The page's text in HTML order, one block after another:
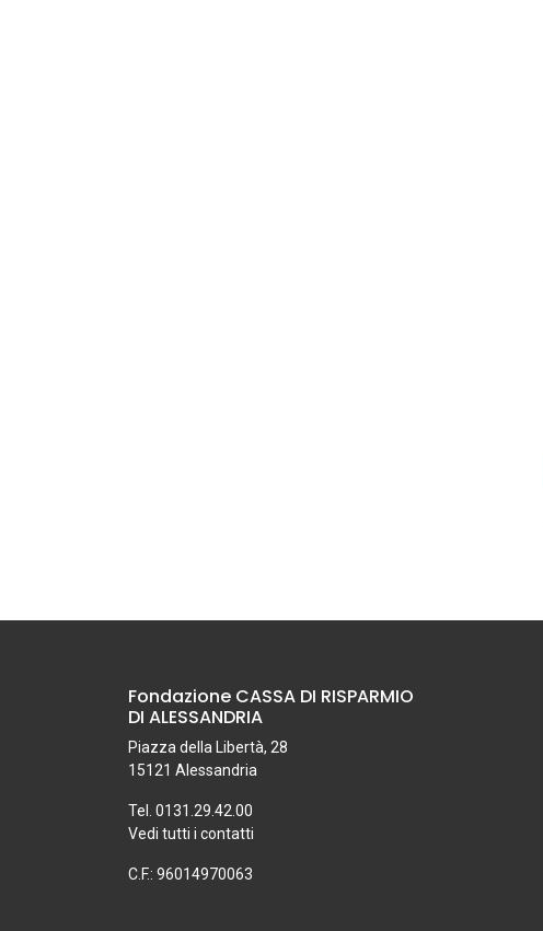
Fondazione CASSA DI RISPARMIO
DI ALESSANDRIA
Piazza della Libertà, 28
15121 Alessandria
Tel. 0131.29.42.00
Vedi tutti i contatti
C.F.: 96014970063